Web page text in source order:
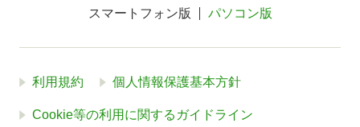
スマートフォン版 パソコン版
利用規約 個人情報保護基本方針
Cookie等の利用に関するガイドライン